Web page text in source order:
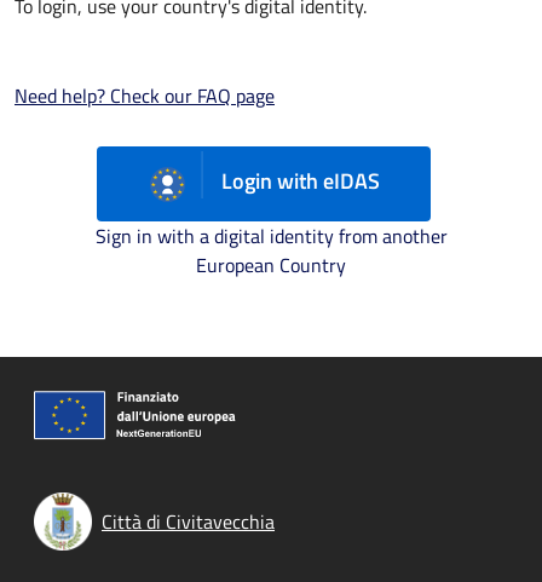
Need help? Check our FAQ page
Login with eIDAS
Sign in with a digital identity from another
European Country
Città di Civitavecchia